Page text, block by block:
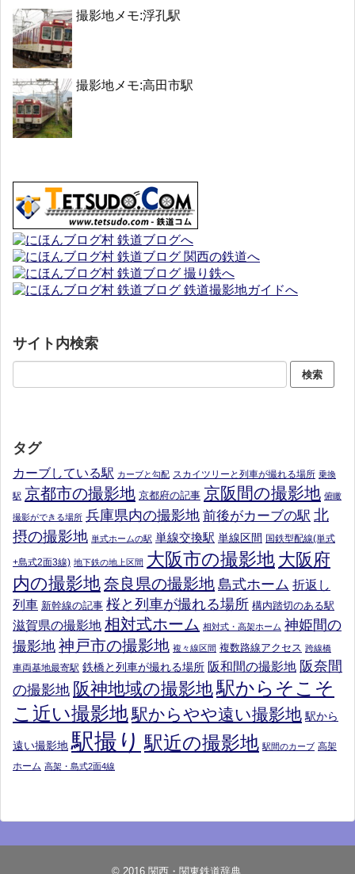
撮影地メモ:浮孔駅
撮影地メモ:高田市駅
サイト内検索
タグ
カーブしている駅 カーブと勾配 スカイツリーと列車が撮れる場所 乗換
駅 京都市の撮影地 京都府の記事 京阪間の撮影地 俯瞰
撮影ができる場所 兵庫県内の撮影地 前後がカーブの駅 北
摂の撮影地 単式ホームの駅 単線交換駅 単線区間 国鉄型配線(単式
+島式2面3線) 地下鉄の地上区間 大阪市の撮影地 大阪府
内の撮影地奈良県の撮影地 島式ホーム 折返し
列車 新幹線の記事 桜と列車が撮れる場所 構内踏切のある駅
滋賀県の撮影地 相対式ホーム 相対式・高架ホーム 神姫間の
撮影地神戸市の撮影地 複々線区間 複数路線アクセス 跨線橋
車両基地最寄駅 鉄橋と列車が撮れる場所 阪和間の撮影地 阪奈間
の撮影地 阪神地域の撮影地駅からそこそ
こ近い撮影地駅からやや遠い撮影地 駅から
遠い撮影地 駅撮り 駅近の撮影地 駅間のカーブ 高架
ホーム 高架・島式2面4線
© 2016 関西・関東鉄道辞典